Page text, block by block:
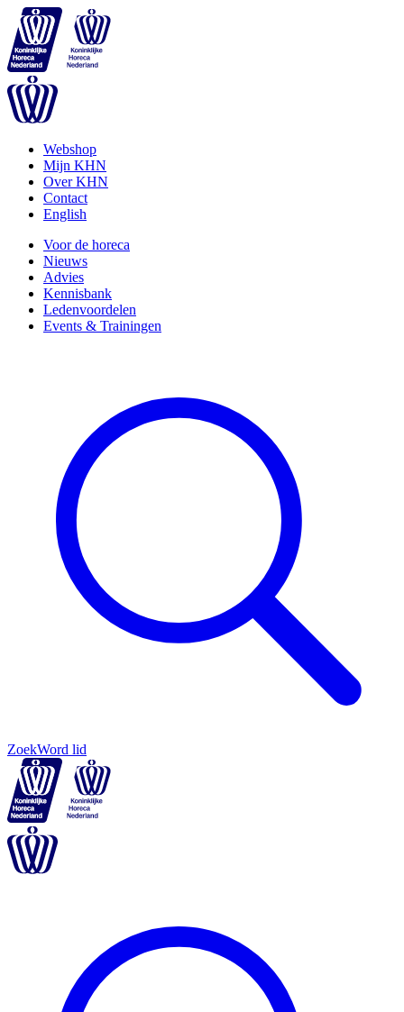
Webshop
Mijn KHN
Over KHN
Contact
English
Voor de horeca
Nieuws
Advies
Kennisbank
Ledenvoordelen
Events & Trainingen
ZoekWord lid